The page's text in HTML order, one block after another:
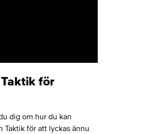
för
dig om hur du kan
Taktik för att lyckas ännu